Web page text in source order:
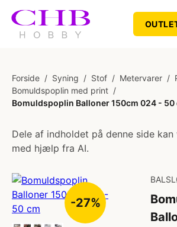
Forside / Syning / Stof / Metervarer /
Bomuldspoplin med print /
Bomuldspoplin Balloner 150cm 024 - 50
Dele af indholdet på denne side
med hjælp fra AI.
-27%